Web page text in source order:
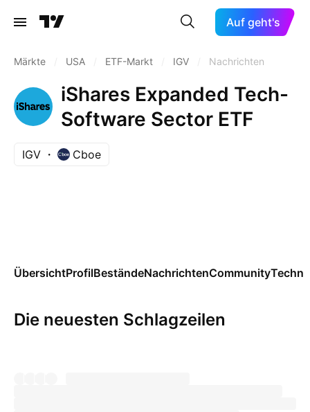
Auf geht's
Märkte USA ETF-Markt IGV Nachrichten
iShares Expanded Tech-
Software Sector ETF
IGV Cboe
ÜbersichtProfilBeständeNachrichtenCommunity
Die neuesten Schlagzeilen